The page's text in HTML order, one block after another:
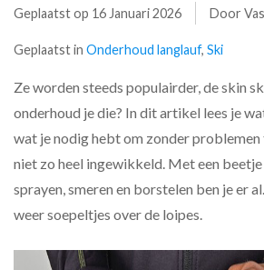
Geplaatst op 16 Januari 2026 Door
Geplaatst in Onderhoud langlauf, Ski
Ze worden steeds populairder, de skin
onderhoud je die? In dit artikel lees je
wat je nodig hebt om zonder problemen
niet zo heel ingewikkeld. Met een beetje
sprayen, smeren en borstelen ben je er
weer soepeltjes over de loipes.